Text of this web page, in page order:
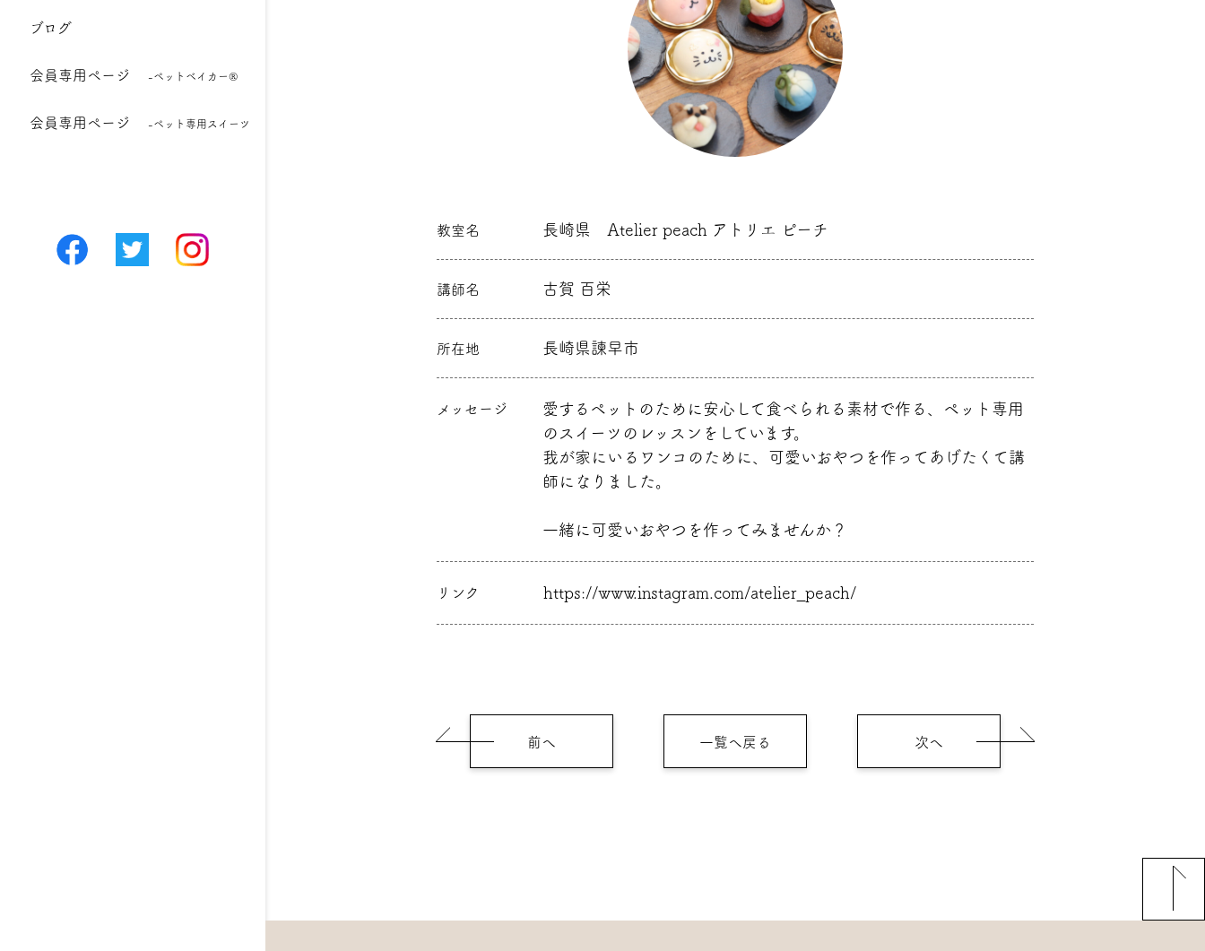
ブログ
会員専用ページ -ペットベイカー®
会員専用ページ -ペット専用スイーツ
教室名 長崎県 Atelier peach アトリエ ピーチ
講師名 古賀 百栄
所在地 長崎県諫早市
メッセージ
愛するペットのために安心して食べられる素材で作る、ペット専用
のスイーツのレッスンをしています。
我が家にいるワンコのために、可愛いおやつを作ってあげたくて講
師になりました。
一緒に可愛いおやつを作ってみませんか？
リンク https://www.instagram.com/atelier_peach/
前へ 次へ
一覧へ戻る